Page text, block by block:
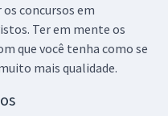
concursos em
Ter em mente os
que você tenha como se
mais qualidade.